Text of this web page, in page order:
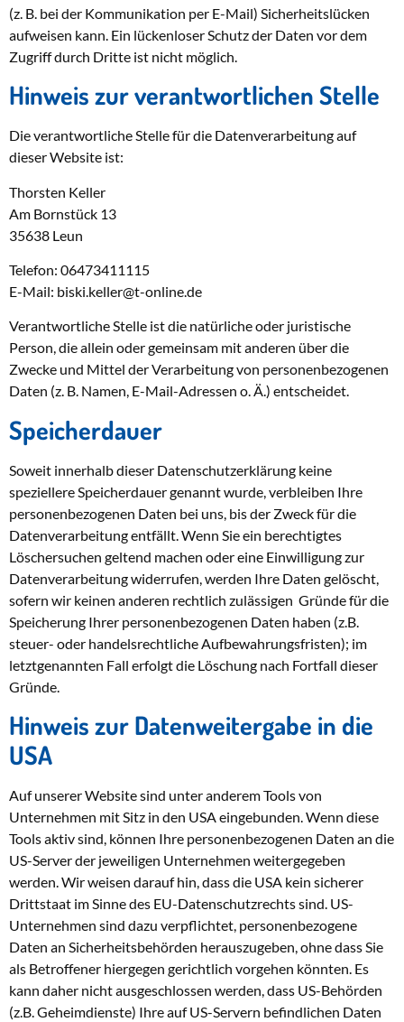
(z. B. bei der Kommunikation per E-Mail) Sicherheitslücken
aufweisen kann. Ein lückenloser Schutz der Daten vor dem
Zugriff durch Dritte ist nicht möglich.
Hinweis zur verantwortlichen Stelle
Die verantwortliche Stelle für die Datenverarbeitung auf
dieser Website ist:
Thorsten Keller
Am Bornstück 13
35638 Leun
Telefon: 06473411115
E-Mail: biski.keller@t-online.de
Verantwortliche Stelle ist die natürliche oder juristische
Person, die allein oder gemeinsam mit anderen über die
Zwecke und Mittel der Verarbeitung von personenbezogenen
Daten (z. B. Namen, E-Mail-Adressen o. Ä.) entscheidet.
Speicherdauer
Soweit innerhalb dieser Datenschutzerklärung keine
speziellere Speicherdauer genannt wurde, verbleiben Ihre
personenbezogenen Daten bei uns, bis der Zweck für die
Datenverarbeitung entfällt. Wenn Sie ein berechtigtes
Löschersuchen geltend machen oder eine Einwilligung zur
Datenverarbeitung widerrufen, werden Ihre Daten gelöscht,
sofern wir keinen anderen rechtlich zulässigen Gründe für die
Speicherung Ihrer personenbezogenen Daten haben (z.B.
steuer- oder handelsrechtliche Aufbewahrungsfristen); im
letztgenannten Fall erfolgt die Löschung nach Fortfall dieser
Gründe.
Hinweis zur Datenweitergabe in die
USA
Auf unserer Website sind unter anderem Tools von
Unternehmen mit Sitz in den USA eingebunden. Wenn diese
Tools aktiv sind, können Ihre personenbezogenen Daten an die
US-Server der jeweiligen Unternehmen weitergegeben
werden. Wir weisen darauf hin, dass die USA kein sicherer
Drittstaat im Sinne des EU-Datenschutzrechts sind. US-
Unternehmen sind dazu verpflichtet, personenbezogene
Daten an Sicherheitsbehörden herauszugeben, ohne dass Sie
als Betroffener hiergegen gerichtlich vorgehen könnten. Es
kann daher nicht ausgeschlossen werden, dass US-Behörden
(z.B. Geheimdienste) Ihre auf US-Servern befindlichen Daten